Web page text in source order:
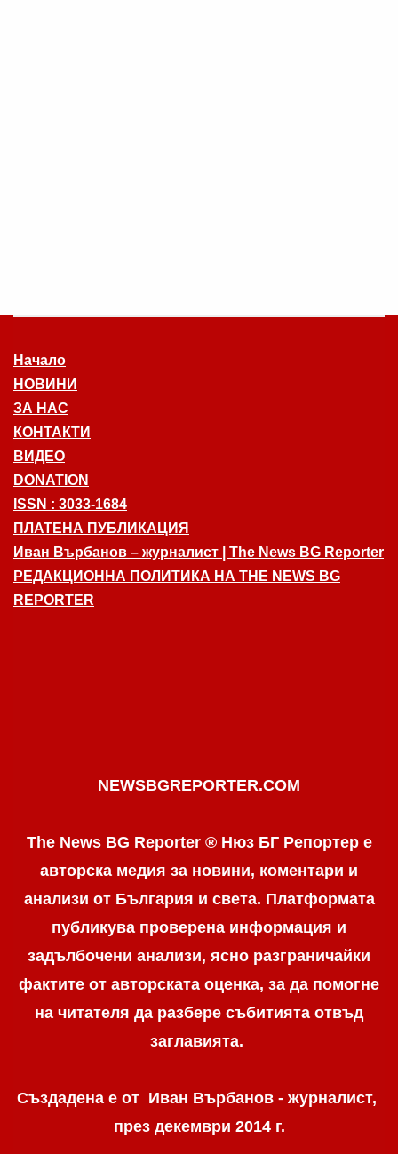
Начало
НОВИНИ
ЗА НАС
КОНТАКТИ
ВИДЕО
DONATION
ISSN : 3033-1684
ПЛАТЕНА ПУБЛИКАЦИЯ
Иван Върбанов – журналист | The News BG Reporter
РЕДАКЦИОННА ПОЛИТИКА НА THE NEWS BG
REPORTER
NEWSBGREPORTER.COM
The News BG Reporter ® Нюз БГ Репортер е
авторска медия за новини, коментари и
анализи от България и света. Платформата
публикува проверена информация и
задълбочени анализи, ясно разграничaйки
фактите от авторската оценка, за да помогне
на читателя да разбере събитията отвъд
заглавията.
Създадена е от Иван Върбанов - журналист,
през декември 2014 г.